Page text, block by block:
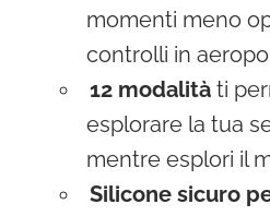
momenti meno
controlli in
12 modalità ti
esplorare la tua
mentre esplori il
Silicone sicuro